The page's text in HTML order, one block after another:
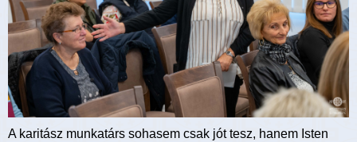
A karitász munkatárs sohasem csak jót tesz, hanem Isten